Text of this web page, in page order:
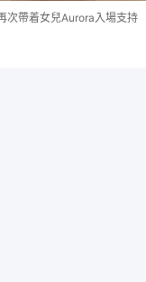
帶着女兒Aurora入場支持